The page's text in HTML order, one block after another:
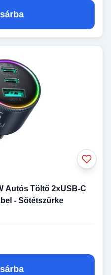
Autós Töltő 2xUSB-C
- Sötétszürke